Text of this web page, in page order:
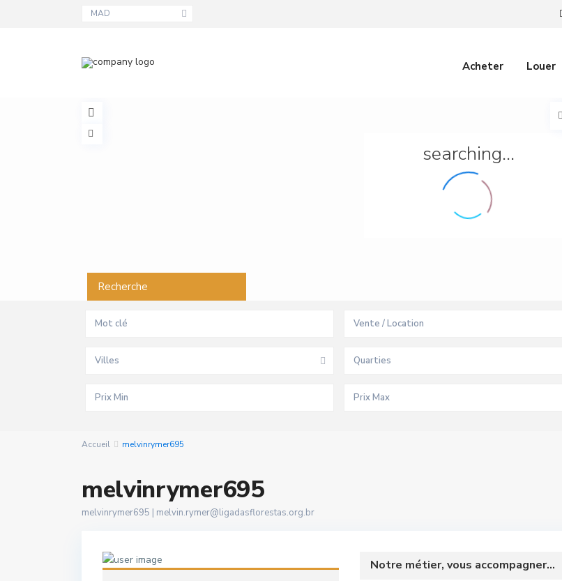
MAD
Acheter Louer
searching...
Recherche
Vente / Location
Villes Quarties
Accueil melvinrymer695
melvinrymer695
melvinrymer695 | melvin.rymer@ligadasflorestas.org.br
Notre métier, vous accompagner...